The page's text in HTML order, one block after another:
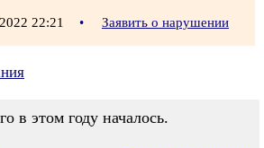
22:21 • Заявить о нарушении
в этом году началось.